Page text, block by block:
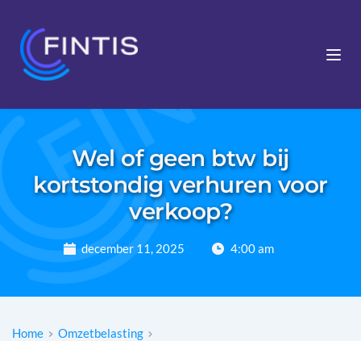
Wel of geen btw bij
kortstondig verhuren voor
verkoop?
december 11, 2025 4:00 am
Home
Omzetbelasting